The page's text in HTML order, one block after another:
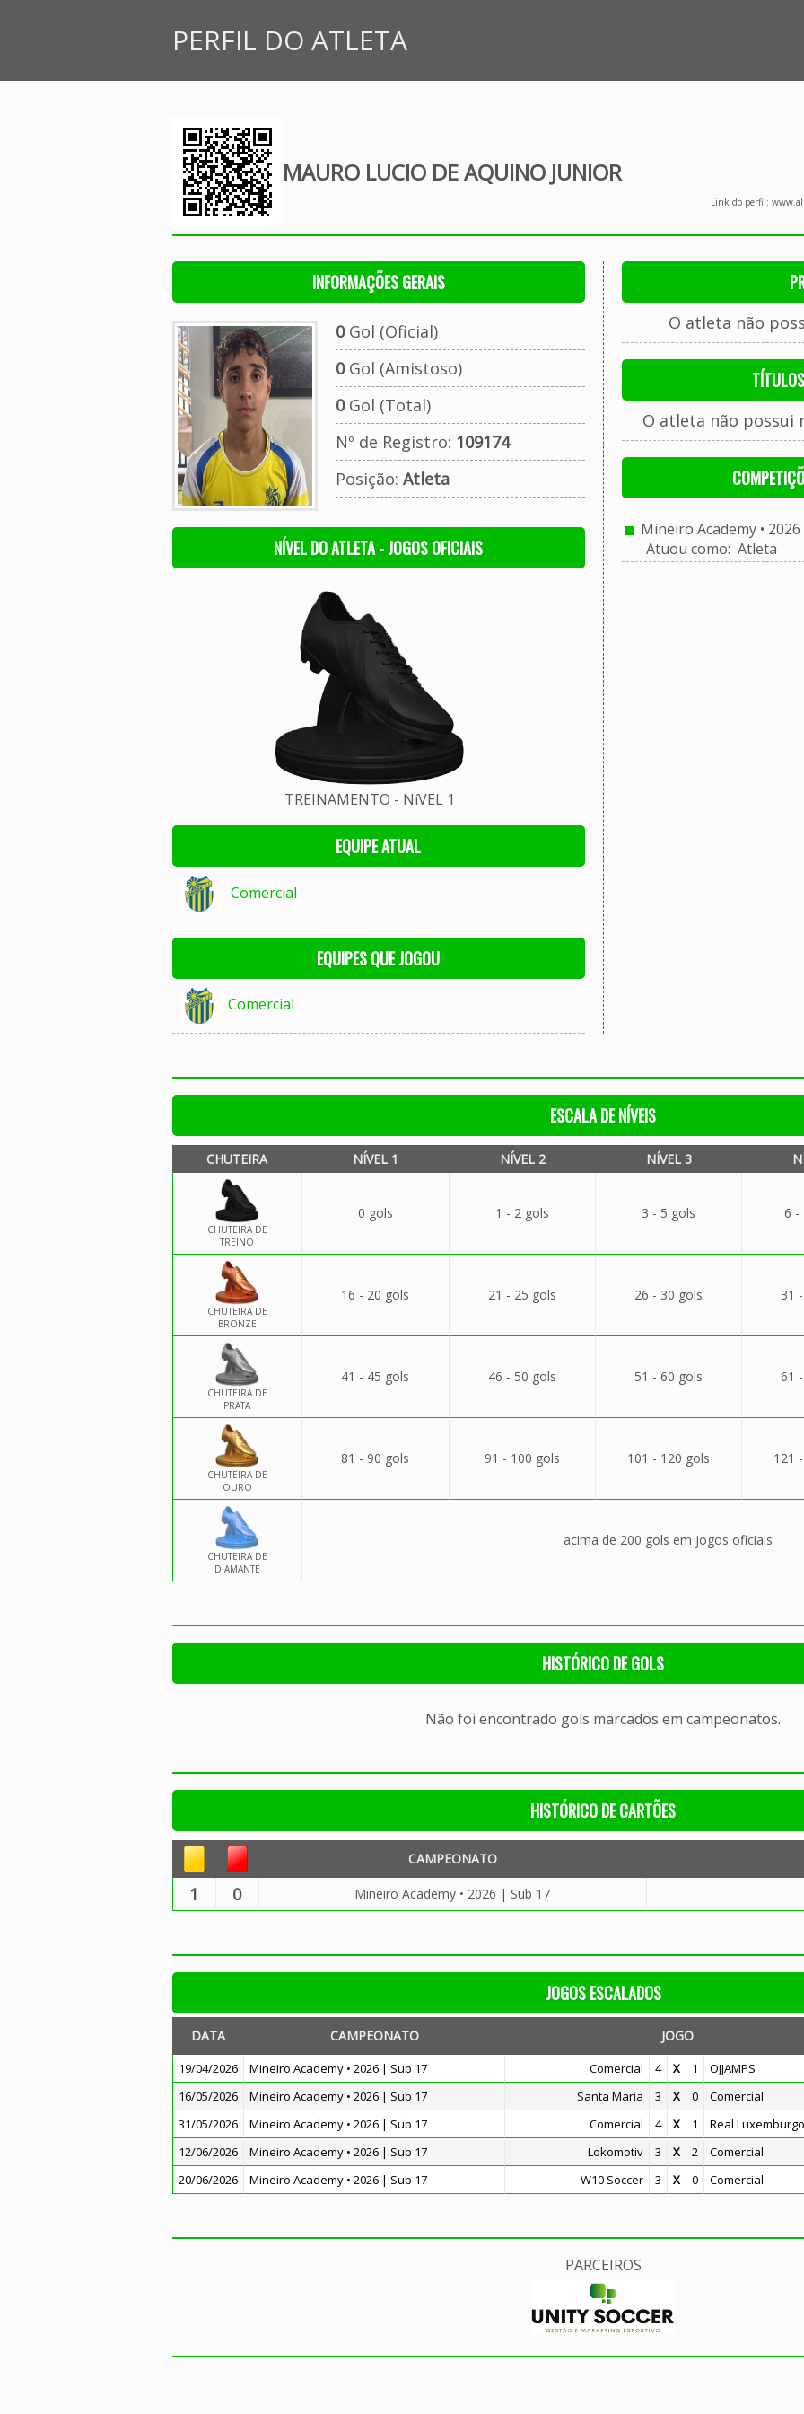
PERFIL DO ATLETA
MAURO LUCIO DE AQUINO JUNIOR
Link do perfil:
INFORMAÇÕES GERAIS
0Gol (Oficial)
0Gol (Amistoso)
0Gol (Total)
Nº de Registro: 109174
Posição: Atleta
NÍVEL DO ATLETA - JOGOS OFICIAIS
TREINAMENTO - NíVEL 1
EQUIPE ATUAL
Comercial
EQUIPES QUE JOGOU
Comercial
O atleta não
O atleta não possui
Mineiro Academy •
Atuou como: Atleta
ESCALA DE NÍVEIS
CHUTEIRA NÍVEL 1 NÍVEL 2 NÍVEL 3
CHUTEIRA DE
TREINO
0 gols 1 - 2 gols 3 - 5 gols 6 -
CHUTEIRA DE
BRONZE
16 - 20 gols 21 - 25 gols 26 - 30 gols 31
CHUTEIRA DE
PRATA
41 - 45 gols 46 - 50 gols 51 - 60 gols 61
CHUTEIRA DE
OURO
81 - 90 gols 91 - 100 gols 101 - 120 gols 121
CHUTEIRA DE
DIAMANTE
acima de 200 gols em jogos oficiais
HISTÓRICO DE GOLS
Não foi encontrado gols marcados em campeonatos.
HISTÓRICO DE CARTÕES
CAMPEONATO
1 0 Mineiro Academy • 2026 | Sub 17
JOGOS ESCALADOS
DATA CAMPEONATO JOGO
19/04/2026 Mineiro Academy • 2026 | Sub 17 Comercial 4 X 1 OJJAMPS
16/05/2026
Mineiro Academy • 2026 | Sub 17 Santa Maria 3 X 0 Comercial
31/05/2026
Mineiro Academy • 2026 | Sub 17 Comercial 4 X 1 Real Luxemburgo
12/06/2026
Mineiro Academy • 2026 | Sub 17 Lokomotiv 3 X 2 Comercial
20/06/2026
Mineiro Academy • 2026 | Sub 17 W10 Soccer 3 X 0 Comercial
PARCEIROS